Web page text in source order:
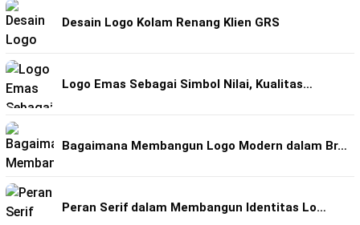
Desain Logo Kolam Renang Klien GRS
Logo Emas Sebagai Simbol Nilai, Kualitas…
Bagaimana Membangun Logo Modern dalam Br…
Peran Serif dalam Membangun Identitas Lo…